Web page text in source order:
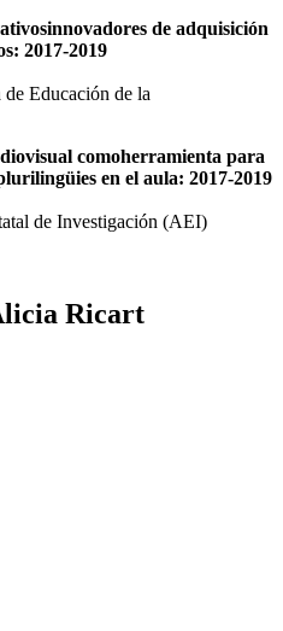
de adquisición
2017-2019
Educación de la
comoherramienta para
en el aula: 2017-2019
de Investigación (AEI)
Ricart